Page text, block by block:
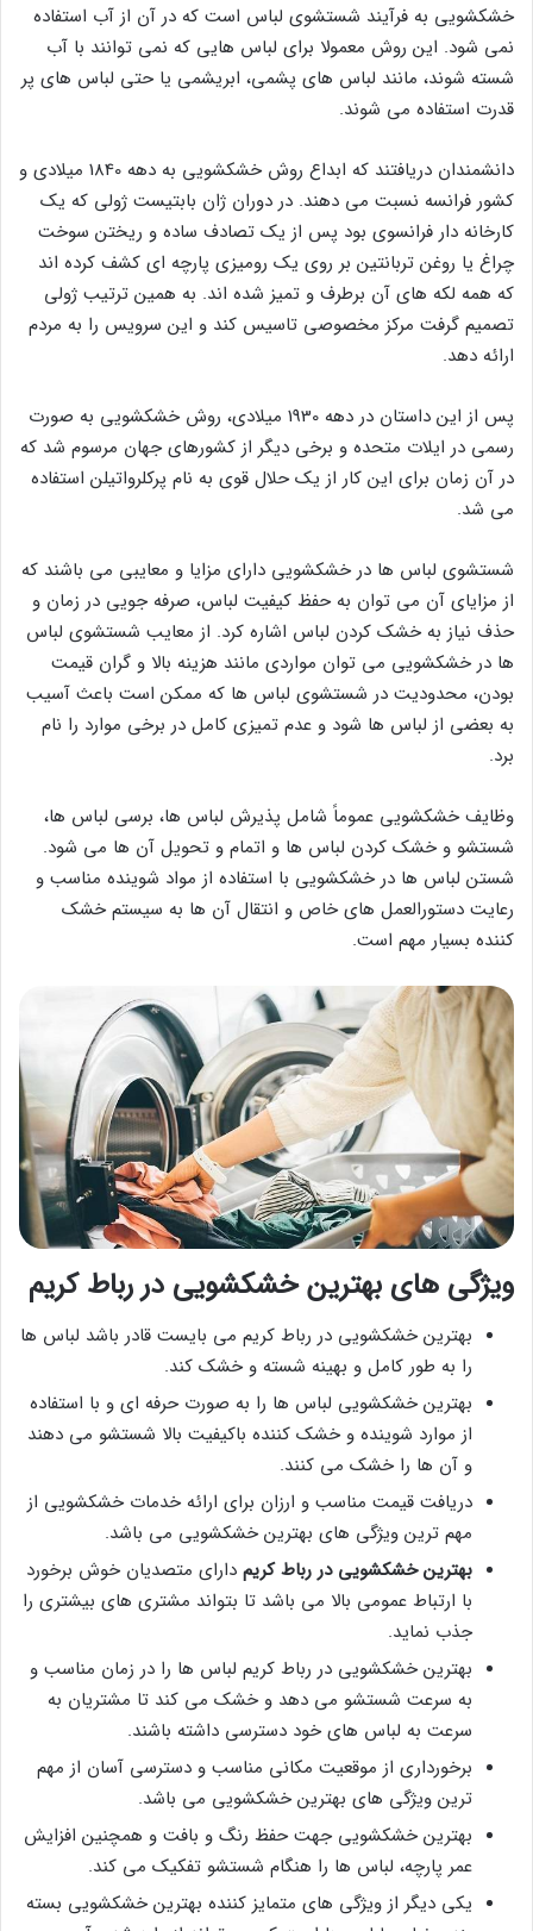
خشکشویی به فرآیند شستشوی لباس است که در آن از آب استفاده
نمی شود. این روش معمولا برای لباس هایی که نمی توانند با آب
شسته شوند، مانند لباس های پشمی، ابریشمی یا حتی لباس های پر
قدرت استفاده می شوند.
دانشمندان دریافتند که ابداع روش خشکشویی به دهه 1840 میلادی و
کشور فرانسه نسبت می دهند. در دوران ژان بابتیست ژولی که یک
کارخانه دار فرانسوی بود پس از یک تصادف ساده و ریختن سوخت
چراغ یا روغن تربانتین بر روی یک رومیزی پارچه ای کشف کرده اند
که همه لکه های آن برطرف و تمیز شده اند. به همین ترتیب ژولی
تصمیم گرفت مرکز مخصوصی تاسیس کند و این سرویس را به مردم
ارائه دهد.
پس از این داستان در دهه 1930 میلادی، روش خشکشویی به صورت
رسمی در ایلات متحده و برخی دیگر از کشورهای جهان مرسوم شد که
در آن زمان برای این کار از یک حلال قوی به نام پرکلرواتیلن استفاده
می شد.
شستشوی لباس ها در خشکشویی دارای مزایا و معایبی می باشند که
از مزایای آن می توان به حفظ کیفیت لباس، صرفه جویی در زمان و
حذف نیاز به خشک کردن لباس اشاره کرد. از معایب شستشوی لباس
ها در خشکشویی می توان مواردی مانند هزینه بالا و گران قیمت
بودن، محدودیت در شستشوی لباس ها که ممکن است باعث آسیب
به بعضی از لباس ها شود و عدم تمیزی کامل در برخی موارد را نام
برد.
وظایف خشکشویی عموماً شامل پذیرش لباس ها، برسی لباس ها،
شستشو و خشک کردن لباس ها و اتمام و تحویل آن ها می شود.
شستن لباس ها در خشکشویی با استفاده از مواد شوینده مناسب و
رعایت دستورالعمل های خاص و انتقال آن ها به سیستم خشک
کننده بسیار مهم است.
ویژگی های بهترین خشکشویی در رباط کریم
بهترین خشکشویی در رباط کریم می بایست قادر باشد لباس ها
را به طور کامل و بهینه شسته و خشک کند.
بهترین خشکشویی لباس ها را به صورت حرفه ای و با استفاده
از موارد شوینده و خشک کننده باکیفیت بالا شستشو می دهند
و آن ها را خشک می کنند.
دریافت قیمت مناسب و ارزان برای ارائه خدمات خشکشویی از
مهم ترین ویژگی های بهترین خشکشویی می باشد.
بهترین خشکشویی در رباط کریم دارای متصدیان خوش برخورد
با ارتباط عمومی بالا می باشد تا بتواند مشتری های بیشتری را
جذب نماید.
بهترین خشکشویی در رباط کریم لباس ها را در زمان مناسب و
به سرعت شستشو می دهد و خشک می کند تا مشتریان به
سرعت به لباس های خود دسترسی داشته باشند.
برخورداری از موقعیت مکانی مناسب و دسترسی آسان از مهم
ترین ویژگی های بهترین خشکشویی می باشد.
بهترین خشکشویی جهت حفظ رنگ و بافت و همچنین افزایش
عمر پارچه، لباس ها را هنگام شستشو تفکیک می کند.
یکی دیگر از ویژگی های متمایز کننده بهترین خشکشویی بسته